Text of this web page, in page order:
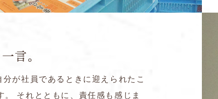
言。
が社員であるときに迎えられたこ
。 それとともに、責任感も感じま